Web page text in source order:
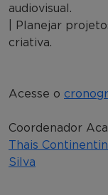
audiovisual.
| Planejar
criativa.
Acesse o
Coordenador
Thais
Silva